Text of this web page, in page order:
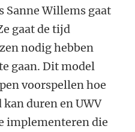
Sanne Willems gaat
gaat de tijd
nodig hebben
gaan. Dit model
voorspellen hoe
duren en UWV
implementeren die